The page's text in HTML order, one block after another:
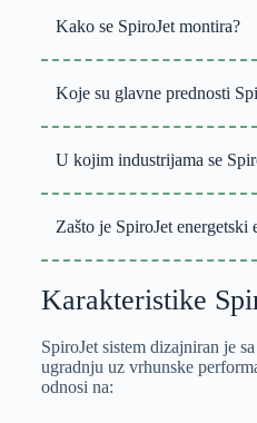
Karakteristike
SpiroJet sistem dizajniran je
ugradnju uz vrhunske
odnosi na:
Kako se SpiroJet montira?
Koje su glavne prednosti
U kojim industrijama se
Zašto je SpiroJet energetski